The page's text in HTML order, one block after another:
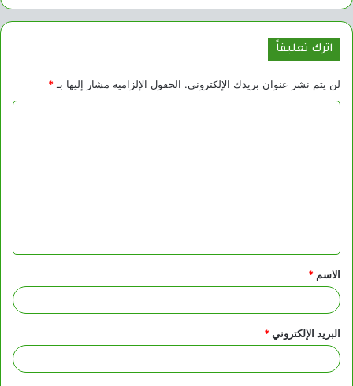
اترك تعليقاً
لن يتم نشر عنوان بريدك الإلكتروني. الحقول الإلزامية مشار إليها بـ *
ق
*
الاسم *
البريد الإلكتروني*